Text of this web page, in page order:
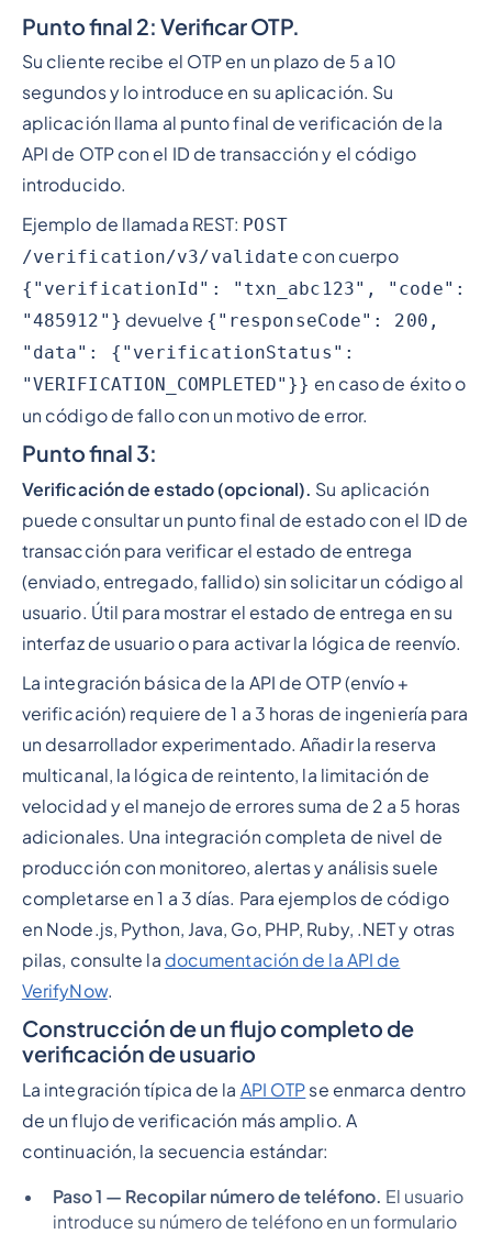
Punto final 2: Verificar OTP.
Su cliente recibe el OTP en un plazo de 5 a 10
segundos y lo introduce en su aplicación. Su
aplicación llama al punto final de verificación de la
API de OTP con el ID de transacción y el código
introducido.
Ejemplo de llamada REST: POST
/verification/v3/validate con cuerpo
{"verificationId": "txn_abc123", "code":
"485912"} devuelve {"responseCode": 200,
"data": {"verificationStatus":
"VERIFICATION_COMPLETED"}} en caso de éxito o
un código de fallo con un motivo de error.
Punto final 3:
Verificación de estado (opcional). Su aplicación
puede consultar un punto final de estado con el ID de
transacción para verificar el estado de entrega
(enviado, entregado, fallido) sin solicitar un código al
usuario. Útil para mostrar el estado de entrega en su
interfaz de usuario o para activar la lógica de reenvío.
La integración básica de la API de OTP (envío +
verificación) requiere de 1 a 3 horas de ingeniería para
un desarrollador experimentado. Añadir la reserva
multicanal, la lógica de reintento, la limitación de
velocidad y el manejo de errores suma de 2 a 5 horas
adicionales. Una integración completa de nivel de
producción con monitoreo, alertas y análisis suele
completarse en 1 a 3 días. Para ejemplos de código
en Node.js, Python, Java, Go, PHP, Ruby, .NET y otras
pilas, consulte la documentación de la API de
VerifyNow.
Construcción de un flujo completo de
verificación de usuario
La integración típica de la API OTP se enmarca dentro
de un flujo de verificación más amplio. A
continuación, la secuencia estándar:
Paso 1 — Recopilar número de teléfono. El usuario
introduce su número de teléfono en un formulario